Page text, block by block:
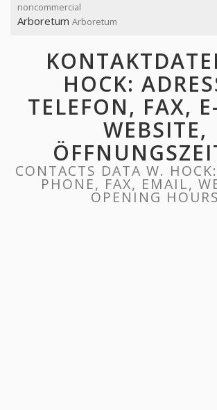
noncommercial
Arboretum Arboretum
HOCK:
TELEFON, FAX,
WEBSITE,
CONTACTS DATA W.
PHONE, FAX, EMAIL,
OPENING HOURS